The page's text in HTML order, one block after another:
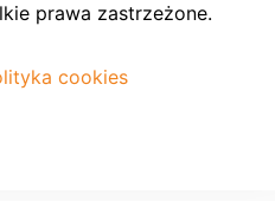
prawa zastrzeżone.
cookies